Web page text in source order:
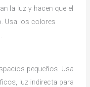
la luz y hacen que el
Usa los colores
pequeños. Usa
luz indirecta para